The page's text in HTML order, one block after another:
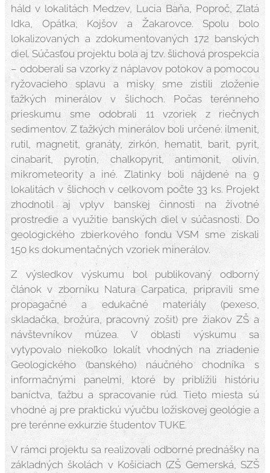
háld v lokalitách Medzev, Lucia Baňa, Poproč, Zlatá
Idka, Opátka, Kojšov a Žakarovce. Spolu bolo
lokalizovaných a zdokumentovaných 172 banských
diel. Súčasťou projektu bola aj tzv. šlichová prospekcia
– odoberali sa vzorky z náplavov potokov a pomocou
ryžovacieho splavu a misky sme zistili zloženie
ťažkých minerálov v šlichoch. Počas terénneho
prieskumu sme odobrali 11 vzoriek z riečnych
sedimentov. Z ťažkých minerálov boli určené: ilmenit,
rutil, magnetit, granáty, zirkón, hematit, barit, pyrit,
cinabarit, pyrotín, chalkopyrit, antimonit, olivín,
mikrometeority a iné. Zlatinky boli nájdené na 9
lokalitách v šlichoch v celkovom počte 33 ks. Projekt
zhodnotil aj vplyv banskej činnosti na životné
prostredie a využitie banských diel v súčasnosti. Do
geologického zbierkového fondu VSM sme získali
150 ks dokumentačných vzoriek minerálov.
Z výsledkov výskumu bol publikovaný odborný
článok v zborníku Natura Carpatica, pripravili sme
propagačné a edukačné materiály (pexeso,
skladačka, brožúra, pracovný zošit) pre žiakov ZŠ a
návštevníkov múzea. V oblasti výskumu sa
vytypovalo niekoľko lokalít vhodných na zriadenie
Geologického (banského) náučného chodníka s
informačnými panelmi, ktoré by priblížili históriu
baníctva, ťažbu a spracovanie rúd. Tieto miesta sú
vhodné aj pre praktickú výučbu ložiskovej geológie a
pre terénne exkurzie študentov TUKE.
V rámci projektu sa realizovali odborné prednášky na
základných školách v Košiciach (ZŠ Gemerská, SZŠ